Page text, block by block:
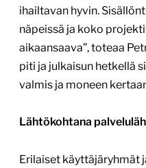
ihailtavan hyvin.
näpeissä ja koko
aikaansaava”, toteaa
piti ja julkaisun hetkellä
valmis ja moneen
Lähtökohtana
Erilaiset käyttäjäryhmät